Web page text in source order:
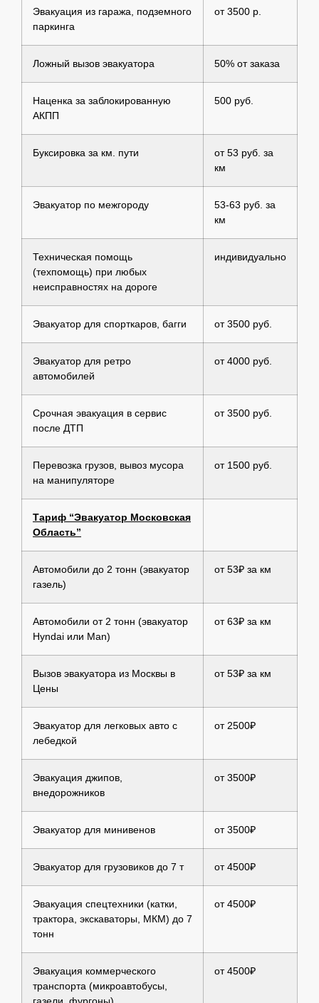
Эвакуация из гаража, подземного
паркинга
от 3500 р.
Ложный вызов эвакуатора 50% от заказа
Наценка за заблокированную
АКПП
500 руб.
Буксировка за км. пути
от 53 руб. за
км
Эвакуатор по межгороду
53-63 руб. за
км
Техническая помощь
(техпомощь) при любых
неисправностях на дороге
индивидуально
Эвакуатор для спорткаров, багги от 3500 руб.
Эвакуатор для ретро
автомобилей
от 4000 руб.
Срочная эвакуация в сервис
после ДТП
от 3500 руб.
Перевозка грузов, вывоз мусора
на манипуляторе
от 1500 руб.
Тариф “Эвакуатор Московская
Область”
Автомобили до 2 тонн (эвакуатор
газель)
от 53₽ за км
Автомобили от 2 тонн (эвакуатор
Hyndai или Man)
от 63₽ за км
Вызов эвакуатора из Москвы в
Цены
от 53₽ за км
Эвакуатор для легковых авто с
лебедкой
от 2500₽
Эвакуация джипов,
внедорожников
от 3500₽
Эвакуатор для минивенов от 3500₽
Эвакуатор для грузовиков до 7 т от 4500₽
Эвакуация спецтехники (катки,
трактора, экскаваторы, МКМ) до 7
тонн
от 4500₽
Эвакуация коммерческого
транспорта (микроавтобусы,
газели, фургоны)
от 4500₽